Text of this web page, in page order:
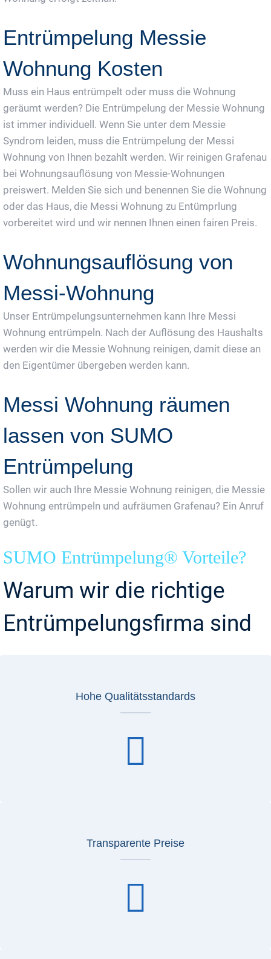
Entrümpelung Messie
Wohnung Kosten
Muss ein Haus entrümpelt oder muss die Wohnung
geräumt werden? Die Entrümpelung der Messie Wohnung
ist immer individuell. Wenn Sie unter dem Messie
Syndrom leiden, muss die Entrümpelung der Messi
Wohnung von Ihnen bezahlt werden. Wir reinigen Grafenau
bei Wohnungsauflösung von Messie-Wohnungen
preiswert. Melden Sie sich und benennen Sie die Wohnung
oder das Haus, die Messi Wohnung zu Entümprlung
vorbereitet wird und wir nennen Ihnen einen fairen Preis.
Wohnungsauflösung von
Messi-Wohnung
Unser Entrümpelungsunternehmen kann Ihre Messi
Wohnung entrümpeln. Nach der Auflösung des Haushalts
werden wir die Messie Wohnung reinigen, damit diese an
den Eigentümer übergeben werden kann.
Messi Wohnung räumen
lassen von SUMO
Entrümpelung
Sollen wir auch Ihre Messie Wohnung reinigen, die Messie
Wohnung entrümpeln und aufräumen Grafenau? Ein Anruf
genügt.
SUMO Entrümpelung® Vorteile?
Warum wir die richtige
Entrümpelungsfirma sind
Hohe Qualitätsstandards
Transparente Preise